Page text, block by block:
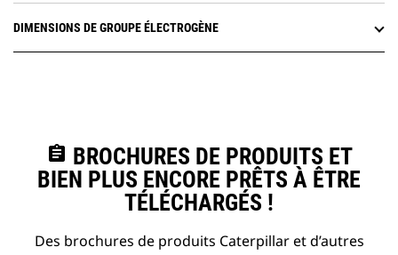
DIMENSIONS DE GROUPE ÉLECTROGÈNE
assignment BROCHURES DE PRODUITS ET
BIEN PLUS ENCORE PRÊTS À ÊTRE
TÉLÉCHARGÉS !
Des brochures de produits Caterpillar et d’autres